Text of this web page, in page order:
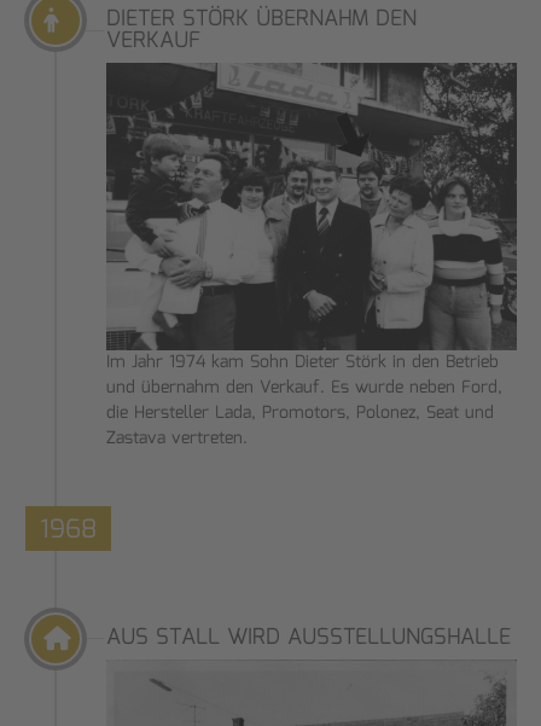
DIETER STÖRK ÜBERNAHM DEN
VERKAUF
Im Jahr 1974 kam Sohn Dieter Störk in den Betrieb
und übernahm den Verkauf. Es wurde neben Ford,
die Hersteller Lada, Promotors, Polonez, Seat und
Zastava vertreten.
1968
AUS STALL WIRD AUSSTELLUNGSHALLE